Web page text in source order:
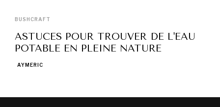
BUSHCRAFT
ASTUCES POUR TROUVER DE L'EAU
POTABLE EN PLEINE NATURE
AYMERIC